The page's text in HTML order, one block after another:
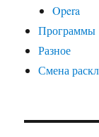
Opera
Программы
Разное
Смена